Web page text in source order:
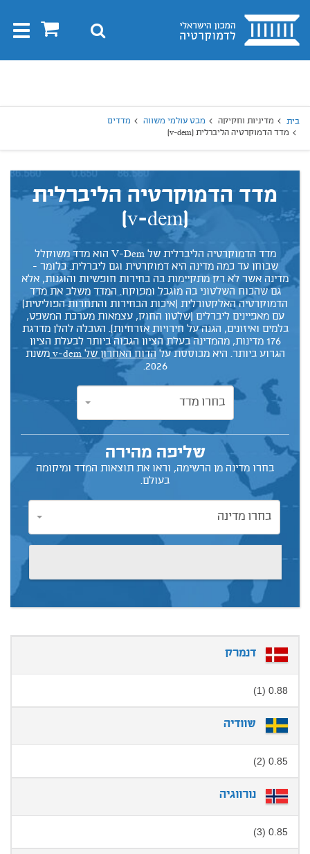
בית 0 חיפוש
בית מדיניות וחקיקה מבט עולמי משווה
מדדים
מדד הדמוקרטיה הליברלית (v-dem)
מדד הדמוקרטיה הליברלית
(v-dem)
מדד הדמוקרטיה הליברלית של V-Dem הוא מדד משוקלל
שבוחן עד כמה מדינה היא דמוקרטית וגם ליברלית. כלומר -
מדינה אשר לא רק מתקיימות בה בחירות חופשיות והוגנות, אלא
גם שהכוח השלטוני בה מוגבל ומפוקח. המדד משלב את מדד
הדמוקרטיה האלקטורלית (איכות הבחירות והתחרות הפוליטית)
עם מאפיינים ליברלים (שלטון החוק, עצמאות מערכת המשפט,
בלמים ואיזונים, הגנה על חירויות אזרחיות). הטבלה להלן מדרגת
176 מדינות, מהמדינה בעלת הציון הגבוה ביותר לבעלת הציון
הגרוע ביותר. היא מבוססת עלהדוח האחרון של v-dem
משנת
2026.
בחרו מדד בחרו מדד
שליפה מהירה
בחרו מדינה מן הרשימה, וראו את תוצאות המדד ומיקומה
בעולם.
בחרו מדינה
דנמרק
0.88 (1)
שוודיה
0.85 (2)
נורווגיה
0.85 (3)